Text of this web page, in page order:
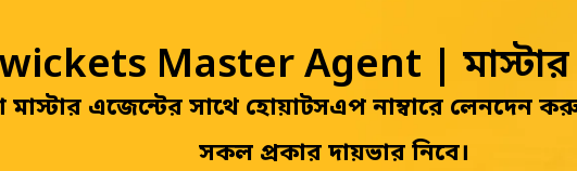
Master Agent |
মাস্টার এজেন্টের সাথে হোয়াটসএপ নাম্বারে লেনদেন
সকল প্রকার দায়ভার নিবে।